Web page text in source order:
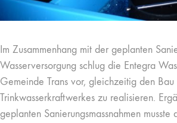
Im Zusammenhang mit der geplanten
Wasserversorgung schlug die Entegra
Gemeinde Trans vor, gleichzeitig den
Trinkwasserkraftwerkes zu realisieren.
geplanten Sanierungsmassnahmen musste